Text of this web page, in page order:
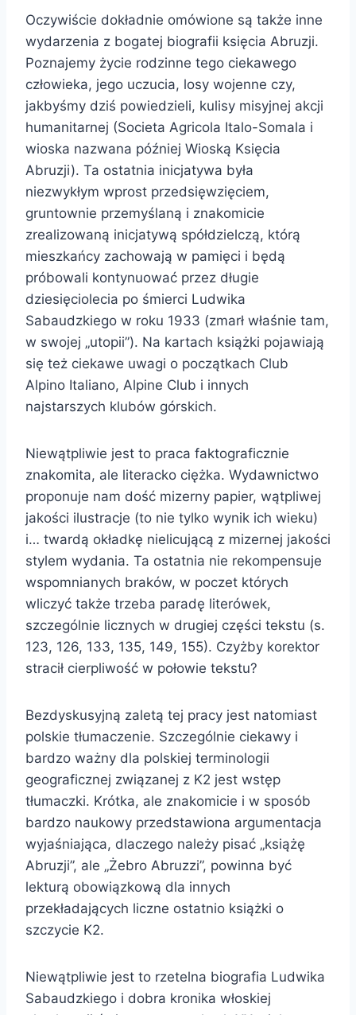
Oczywiście dokładnie omówione są także inne
wydarzenia z bogatej biografii księcia Abruzji.
Poznajemy życie rodzinne tego ciekawego
człowieka, jego uczucia, losy wojenne czy,
jakbyśmy dziś powiedzieli, kulisy misyjnej akcji
humanitarnej (Societa Agricola Italo-Somala i
wioska nazwana później Wioską Księcia
Abruzji). Ta ostatnia inicjatywa była
niezwykłym wprost przedsięwzięciem,
gruntownie przemyślaną i znakomicie
zrealizowaną inicjatywą spółdzielczą, którą
mieszkańcy zachowają w pamięci i będą
próbowali kontynuować przez długie
dziesięciolecia po śmierci Ludwika
Sabaudzkiego w roku 1933 (zmarł właśnie tam,
w swojej „utopii”). Na kartach książki pojawiają
się też ciekawe uwagi o początkach Club
Alpino Italiano, Alpine Club i innych
najstarszych klubów górskich.
Niewątpliwie jest to praca faktograficznie
znakomita, ale literacko ciężka. Wydawnictwo
proponuje nam dość mizerny papier, wątpliwej
jakości ilustracje (to nie tylko wynik ich wieku)
i… twardą okładkę nielicującą z mizernej jakości
stylem wydania. Ta ostatnia nie rekompensuje
wspomnianych braków, w poczet których
wliczyć także trzeba paradę literówek,
szczególnie licznych w drugiej części tekstu (s.
123, 126, 133, 135, 149, 155). Czyżby korektor
stracił cierpliwość w połowie tekstu?
Bezdyskusyjną zaletą tej pracy jest natomiast
polskie tłumaczenie. Szczególnie ciekawy i
bardzo ważny dla polskiej terminologii
geograficznej związanej z K2 jest wstęp
tłumaczki. Krótka, ale znakomicie i w sposób
bardzo naukowy przedstawiona argumentacja
wyjaśniająca, dlaczego należy pisać „książę
Abruzji”, ale „Żebro Abruzzi”, powinna być
lekturą obowiązkową dla innych
przekładających liczne ostatnio książki o
szczycie K2.
Niewątpliwie jest to rzetelna biografia Ludwika
Sabaudzkiego i dobra kronika włoskiej